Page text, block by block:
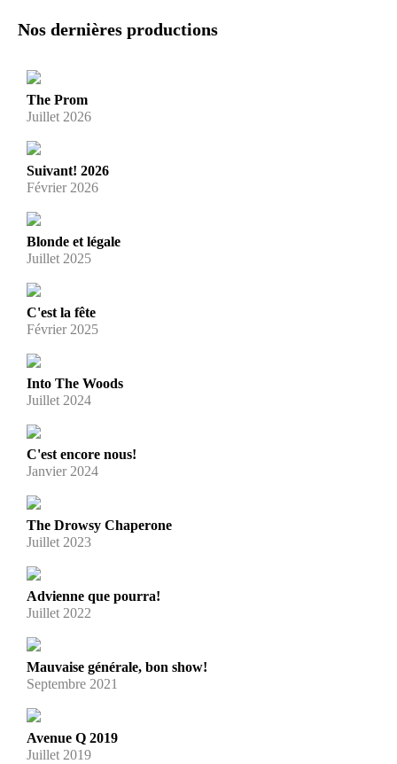
Nos dernières productions
The Prom
Juillet 2026
Suivant! 2026
Février 2026
Blonde et légale
Juillet 2025
C'est la fête
Février 2025
Into The Woods
Juillet 2024
C'est encore nous!
Janvier 2024
The Drowsy Chaperone
Juillet 2023
Advienne que pourra!
Juillet 2022
Mauvaise générale, bon show!
Septembre 2021
Avenue Q 2019
Juillet 2019